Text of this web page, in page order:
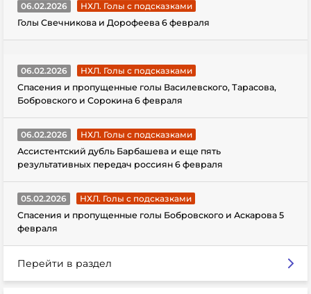
06.02.2026
НХЛ. Голы с подсказками
Голы Свечникова и Дорофеева 6 февраля
06.02.2026
НХЛ. Голы с подсказками
Спасения и пропущенные голы Василевского, Тарасова,
Бобровского и Сорокина 6 февраля
06.02.2026
НХЛ. Голы с подсказками
Ассистентский дубль Барбашева и еще пять
результативных передач россиян 6 февраля
05.02.2026
НХЛ. Голы с подсказками
Спасения и пропущенные голы Бобровского и Аскарова 5
февраля
Перейти в раздел